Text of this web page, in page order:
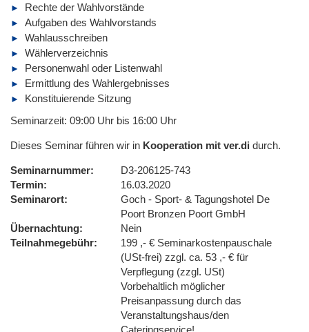
Rechte der Wahlvorstände
Aufgaben des Wahlvorstands
Wahlausschreiben
Wählerverzeichnis
Personenwahl oder Listenwahl
Ermittlung des Wahlergebnisses
Konstituierende Sitzung
Seminarzeit: 09:00 Uhr bis 16:00 Uhr
Dieses Seminar führen wir in Kooperation mit ver.di durch.
Seminarnummer
D3-206125-743
Termin
16.03.2020
Seminarort
Goch - Sport- & Tagungshotel De
Poort Bronzen Poort GmbH
Übernachtung
Nein
Teilnahmegebühr
199 ,- € Seminarkostenpauschale
(USt-frei) zzgl. ca. 53 ,- € für
Verpflegung (zzgl. USt)
Vorbehaltlich möglicher
Preisanpassung durch das
Veranstaltungshaus/den
Cateringservice!